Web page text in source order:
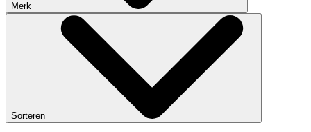
Merk
Sorteren